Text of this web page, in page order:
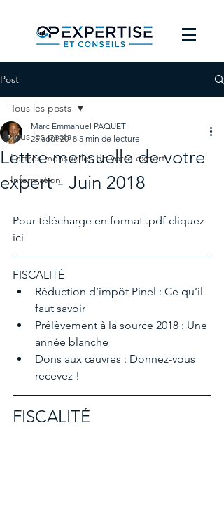
Post
Tous les posts
Lettres mensuelles de votre expert
Information
Tous les posts
Lettre mensuelle de votre
expert - Juin 2018
Marc Emmanuel PAQUET
25 août 2018 5 min de lecture
Pour télécharge en format .pdf cliquez
ici
FISCALITÉ
Réduction d’impôt Pinel : Ce qu’il
faut savoir
Prélèvement à la source 2018 : Une
année blanche
Dons aux œuvres : Donnez-vous
recevez !
FISCALITÉ